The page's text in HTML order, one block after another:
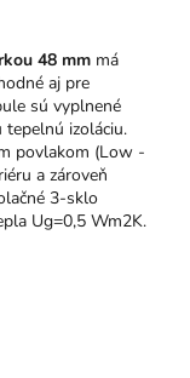
48 mm má
aj pre
sú vyplnené
izoláciu.
povlakom (Low -
a zároveň
3-sklo
Ug=0,5 Wm2K.